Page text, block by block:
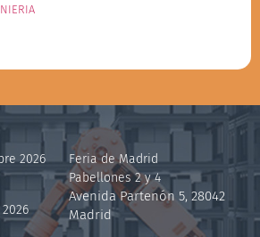
2026
Feria de Madrid
Pabellones 2 y 4
Avenida Partenón 5, 28042
Madrid